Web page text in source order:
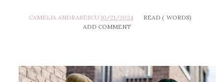
CAMELIA ANDRASESCU 10/21/2024 READ ( WORDS)
ADD COMMENT